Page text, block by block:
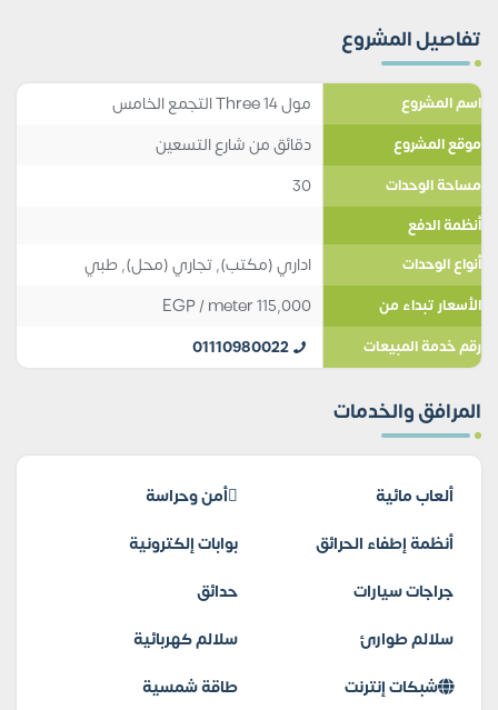
تفاصيل المشروع
اسم المشروع مول Three 14 التجمع الخامس
موقع المشروع دقائق من شارع التسعين
مساحة الوحدات 30
أنظمة الدفع
أنواع الوحدات
اداري (مكتب),تجاري (محل),طبي
الأسعار تبداء من 115,000
EGP/ meter
رقم خدمة المبيعات 01110980022
المرافق والخدمات
ألعاب مائية
أمن وحراسة
أنظمة إطفاء الحرائق
بوابات إلكترونية
جراجات سيارات
حدائق
سلالم طوارئ
سلالم كهربائية
شبكات إنترنت
طاقة شمسية